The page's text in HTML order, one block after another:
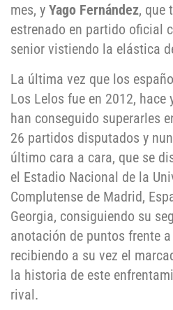
mes, y Yago Fernández, que
estrenado en partido oficial
senior vistiendo la elástica
La última vez que los
Los Lelos fue en 2012, hace
han conseguido superarles
26 partidos disputados y
último cara a cara, que se
el Estadio Nacional de la
Complutense de Madrid,
Georgia, consiguiendo su
anotación de puntos frente
recibiendo a su vez el
la historia de este
rival.